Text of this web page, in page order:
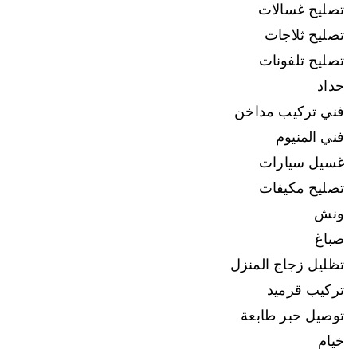
تصليح غسالات
تصليح ثلاجات
تصليح تلفونات
حداد
فني تركيب مداخن
فني المنيوم
غسيل سيارات
تصليح مكيفات
ونش
صباغ
تظليل زجاج المنزل
تركيب قرميد
توصيل حبر طابعة
خيام